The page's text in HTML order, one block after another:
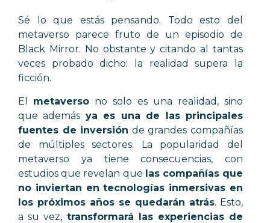
Sé lo que estás pensando. Todo esto del
metaverso parece fruto de un episodio de
Black Mirror. No obstante y citando al tantas
veces probado dicho: la realidad supera la
ficción.
El metaverso no solo es una realidad, sino
que además ya es una de las principales
fuentes de inversión de grandes compañías
de múltiples sectores. La popularidad del
metaverso ya tiene consecuencias, con
estudios que revelan que las compañías que
no inviertan en tecnologías inmersivas en
los próximos años se quedarán atrás. Esto,
a su vez, transformará las experiencias de